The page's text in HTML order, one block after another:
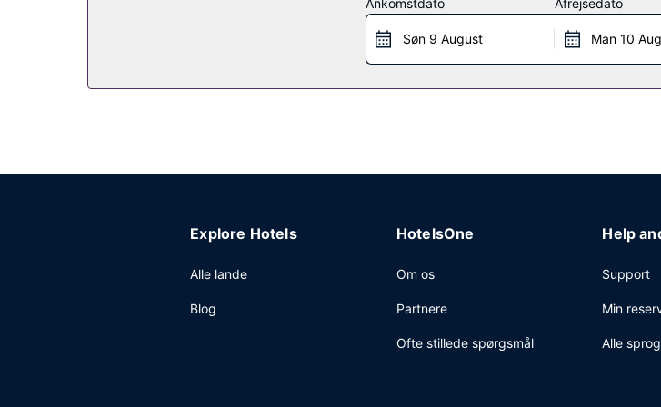
Snup en bid mad på dette hotels kaffebar/café. Gratis morgenmadsbuffet serveres dagligt
Ankomstdato
Søn 9 August
Afrejsedato
Man 10
Explore Hotels
Alle lande
Blog
HotelsOne
Om os
Partnere
Ofte stillede spørgsmål
Help
Support
Min
Alle sprog